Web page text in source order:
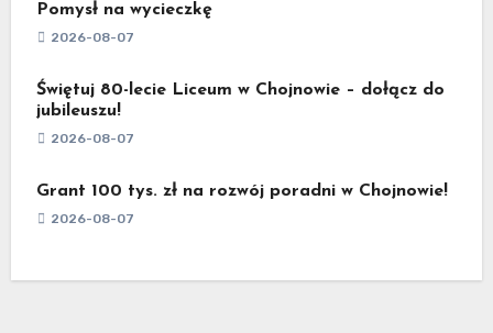
Pomysł na wycieczkę
2026-08-07
Świętuj 80-lecie Liceum w Chojnowie – dołącz do
jubileuszu!
2026-08-07
Grant 100 tys. zł na rozwój poradni w Chojnowie!
2026-08-07